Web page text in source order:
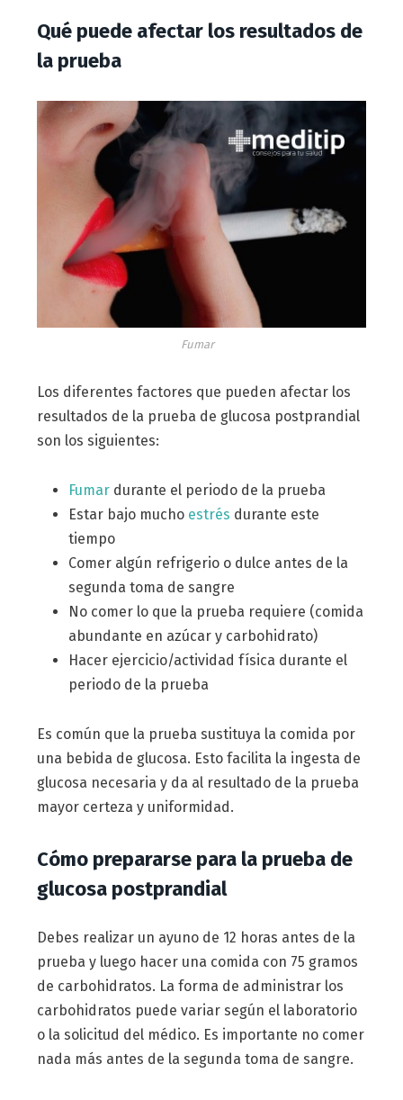
Qué puede afectar los resultados de
la prueba
Fumar
Los diferentes factores que pueden afectar los
resultados de la prueba de glucosa postprandial
son los siguientes:
Fumardurante el periodo de la prueba
Estar bajo mucho estrés durante este
tiempo
Comer algún refrigerio o dulce antes de la
segunda toma de sangre
No comer lo que la prueba requiere (comida
abundante en azúcar y carbohidrato)
Hacer ejercicio/actividad física durante el
periodo de la prueba
Es común que la prueba sustituya la comida por
una bebida de glucosa. Esto facilita la ingesta de
glucosa necesaria y da al resultado de la prueba
mayor certeza y uniformidad.
Cómo prepararse para la prueba de
glucosa postprandial
Debes realizar un ayuno de 12 horas antes de la
prueba y luego hacer una comida con 75 gramos
de carbohidratos. La forma de administrar los
carbohidratos puede variar según el laboratorio
o la solicitud del médico. Es importante no comer
nada más antes de la segunda toma de sangre.